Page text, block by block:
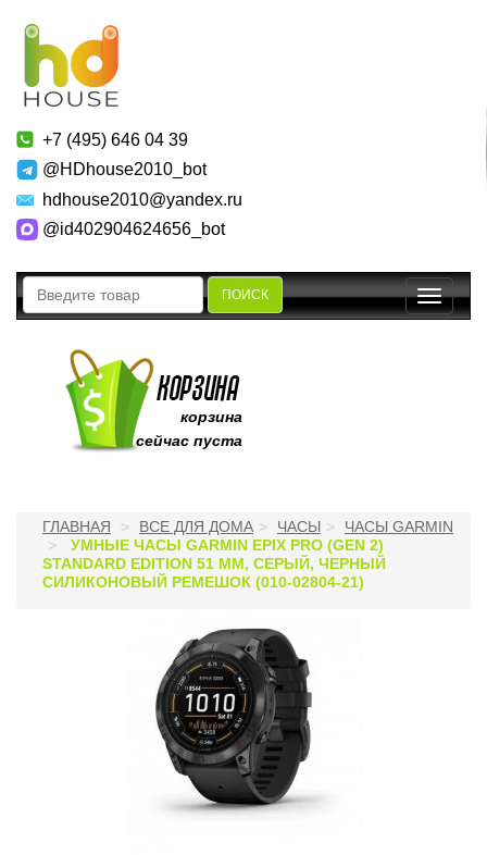
+7 (495) 646 04 39
@HDhouse2010_bot
hdhouse2010@yandex.ru
@id402904624656_bot
ПОИСК
Toggle
корзина
сейчас пуста
ГЛАВНАЯ ВСЕ ДЛЯ ДОМА ЧАСЫ
ЧАСЫ GARMIN
УМНЫЕ ЧАСЫ GARMIN EPIX PRO (GEN 2)
STANDARD EDITION 51 ММ, СЕРЫЙ, ЧЕРНЫЙ
СИЛИКОНОВЫЙ РЕМЕШОК (010-02804-21)